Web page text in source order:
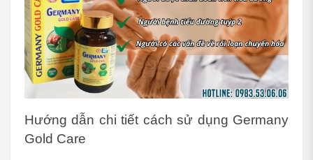
Hướng dẫn chi tiết cách sử dụng Germany
Gold Care